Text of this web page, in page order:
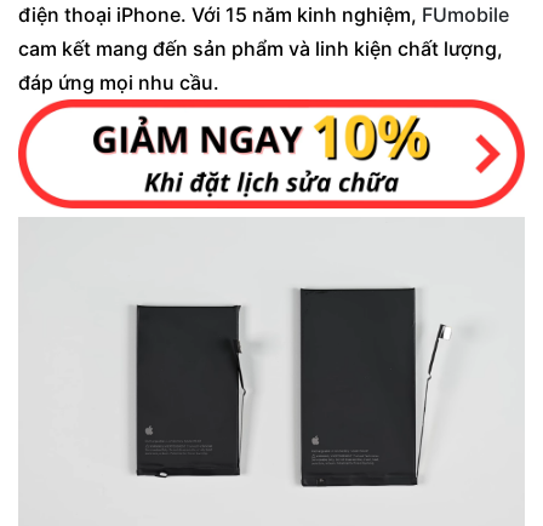
điện thoại iPhone. Với 15 năm kinh nghiệm, FUmobile
cam kết mang đến sản phẩm và linh kiện chất lượng,
đáp ứng mọi nhu cầu.